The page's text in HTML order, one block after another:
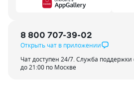
8 800 707-39-02
Открыть чат в приложении
Чат доступен 24/7. Служба поддержки
до 21:00 по Москве